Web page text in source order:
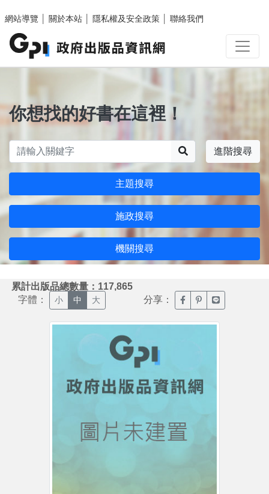
網站導覽
關於本站 隱私權及安全政策 聯絡我們
你想找的好書在這裡！
進階搜尋
主題搜尋
施政搜尋
機關搜尋
累計出版品總數量：117,865
字體： 小 中 大 分享： 臉書分享(另開新視窗)
噗浪分享(另開新
Line分享(另